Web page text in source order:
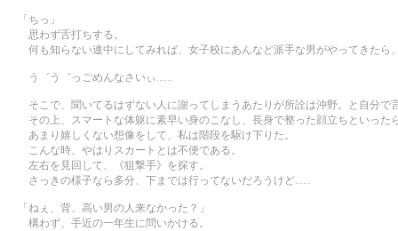
「ちっ」
思わず舌打ちする。
何も知らない連中にしてみれば、女子校にあんなど派手な男がやってきたら
う゛う゛っごめんなさいぃ……
そこで、聞いてるはずない人に謝ってしまうあたりが所詮は沖野。と自分で
その上、スマートな体躯に素早い身のこなし、長身で整った顔立ちといった
あまり嬉しくない想像をして、私は階段を駆け下りた。
こんな時、やはりスカートとは不便である。
左右を見回して、《狙撃手》を探す。
さっきの様子なら多分、下までは行ってないだろうけど……
「ねぇ、背、高い男の人来なかった？」
構わず、手近の一年生に問いかける。